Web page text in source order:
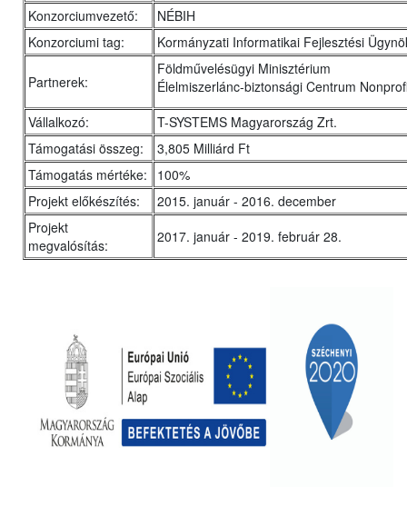
Konzorciumvezető:
NÉBIH
Konzorciumi tag:
Kormányzati Informatikai Fejlesztési
Partnerek:
Földművelésügyi Minisztérium
Élelmiszerlánc-biztonsági Centrum
Vállalkozó:
T-SYSTEMS Magyarország Zrt.
Támogatási összeg:
3,805 Milliárd Ft
Támogatás mértéke:
100%
Projekt előkészítés:
2015. január - 2016. december
Projekt
megvalósítás:
2017. január - 2019. február 28.